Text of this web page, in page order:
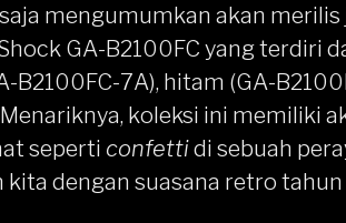
mengumumkan akan
GA-B2100FC yang terdiri
B2100FC-7A), hitam (GA-
koleksi ini memiliki
seperti confettidi sebuah
dengan suasana retro